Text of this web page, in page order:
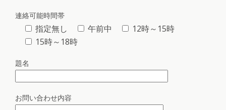
連絡可能時間帯
指定無し 午前中
12時～15時
15時～18時
題名
お問い合わせ内容